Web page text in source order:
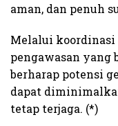
aman, dan penuh
Melalui
pengawasan yang
berharap potensi
dapat
tetap terjaga. (*)​